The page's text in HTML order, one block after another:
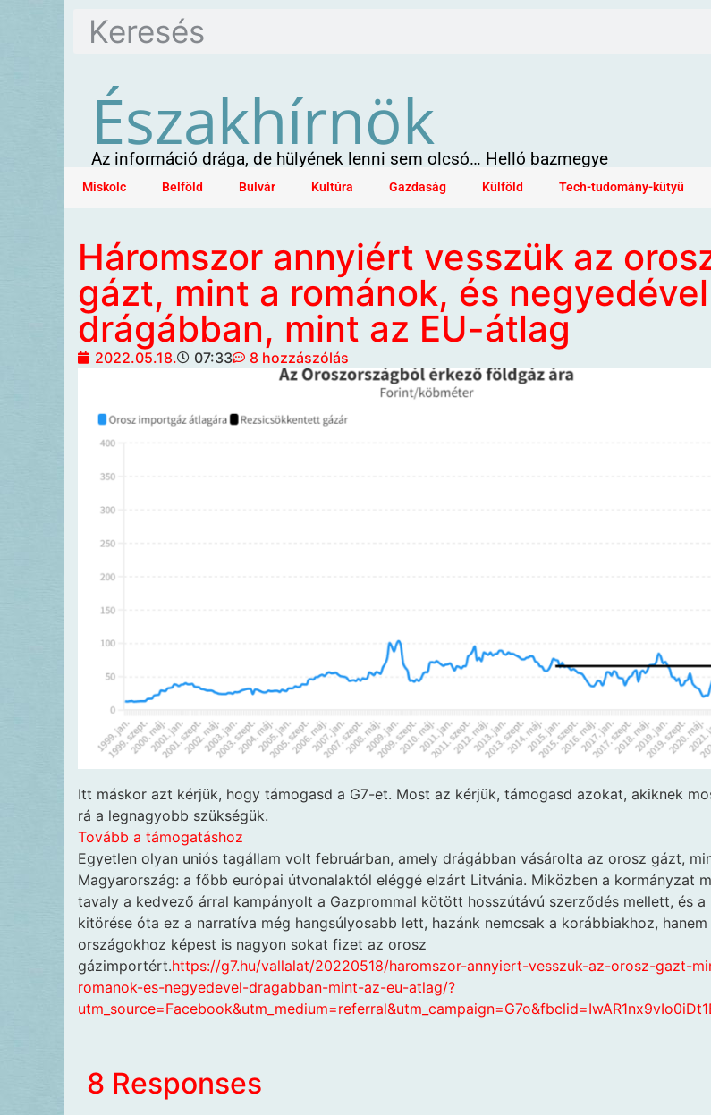
Északhírnök
Az információ drága, de hülyének lenni sem olcsó… Helló bazmegye
Miskolc Belföld Bulvár Kultúra Gazdaság Külföld Tech-tudomány-kütyü
Háromszor annyiért vesszük az
gázt, mint a románok, és negyedével
drágábban, mint az EU-átlag
2022.05.18. 07:33 8 hozzászólás
Itt máskor azt kérjük, hogy támogasd a G7-et. Most az kérjük, támogasd azokat, akiknek
rá a legnagyobb szükségük.
Tovább a támogatáshoz
Egyetlen olyan uniós tagállam volt februárban, amely drágábban vásárolta az orosz gázt,
Magyarország: a főbb európai útvonalaktól eléggé elzárt Litvánia. Miközben a kormányzat
tavaly a kedvező árral kampányolt a Gazprommal kötött hosszútávú szerződés mellett, és a
kitörése óta ez a narratíva még hangsúlyosabb lett, hazánk nemcsak a korábbiakhoz, hanem
országokhoz képest is nagyon sokat fizet az orosz
gázimportért.https://g7.hu/vallalat/20220518/haromszor-annyiert-vesszuk-az-orosz-gazt-
romanok-es-negyedevel-dragabban-mint-az-eu-atlag/?
8 Responses